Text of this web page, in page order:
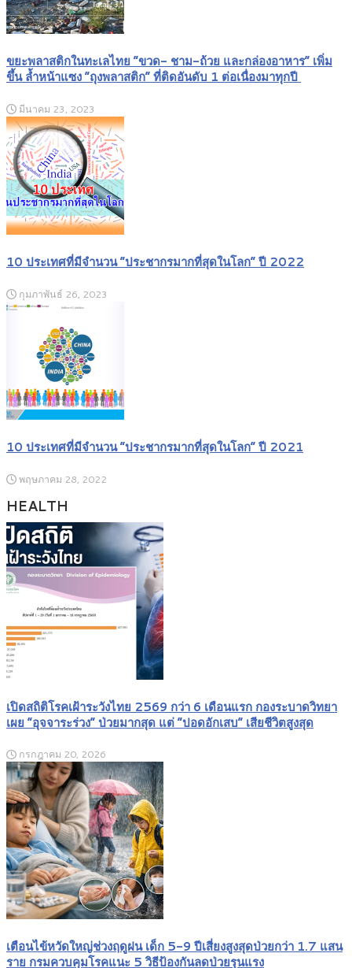
ขยะพลาสติกในทะเลไทย “ขวด- ชาม-ถ้วย และกล่องอาหาร” เพิ่ม
ขึ้น ล้ำหน้าแซง “ถุงพลาสติก” ที่ติดอันดับ 1 ต่อเนื่องมาทุกปี
มีนาคม 23, 2023
10 ประเทศที่มีจำนวน “ประชากรมากที่สุดในโลก” ปี 2022
กุมภาพันธ์ 26, 2023
10 ประเทศที่มีจำนวน “ประชากรมากที่สุดในโลก” ปี 2021
พฤษภาคม 28, 2022
HEALTH
เปิดสถิติโรคเฝ้าระวังไทย 2569 กว่า 6 เดือนแรก กองระบาดวิทยา
เผย “อุจจาระร่วง” ป่วยมากสุด แต่ “ปอดอักเสบ” เสียชีวิตสูงสุด
กรกฎาคม 20, 2026
เตือนไข้หวัดใหญ่ช่วงฤดูฝน เด็ก 5-9 ปีเสี่ยงสูงสุดป่วยกว่า 1.7 แสน
ราย กรมควบคุมโรคแนะ 5 วิธีป้องกันลดป่วยรุนแรง